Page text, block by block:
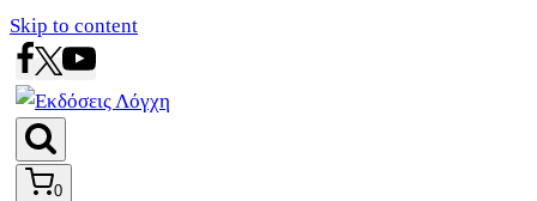
Skip to content
0